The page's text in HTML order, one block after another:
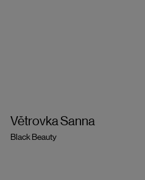
Větrovka Sanna
Black Beauty